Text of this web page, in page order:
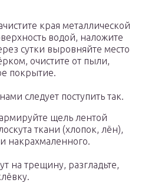
края металлической
водой, наложите
сутки выровняйте место
очистите от пыли,
покрытие.
следует поступить так.
щель лентой
ткани (хлопок, лён),
накрахмаленного.
на трещину, разгладьте,